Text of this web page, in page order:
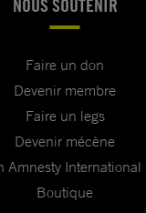
NOUS SOUTENIR
Faire un don
Devenir membre
Faire un legs
Devenir mécène
Amnesty International
Boutique